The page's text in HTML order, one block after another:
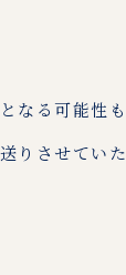
なる可能性も
りさせていた